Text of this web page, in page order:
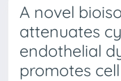
A novel
attenuates
endothelial
promotes